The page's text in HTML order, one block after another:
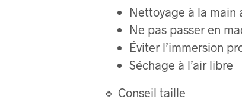
Nettoyage à la main
Ne pas passer en
Éviter l’immersion
Séchage à l’air libre
🔹 Conseil taille